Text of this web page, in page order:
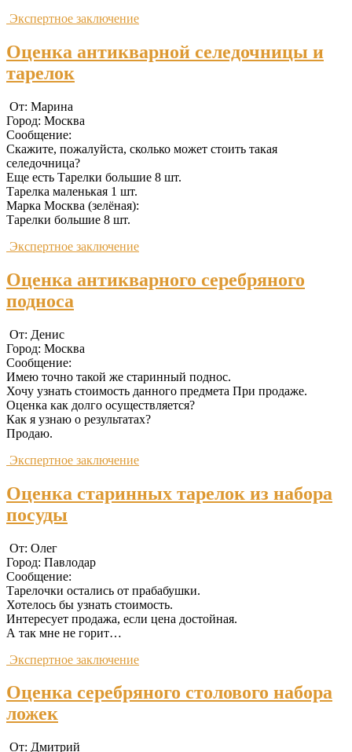
Экспертное заключение
Оценка антикварной селедочницы и
тарелок
От: Марина
Город: Москва
Сообщение:
Скажите, пожалуйста, сколько может стоить такая
селедочница?
Еще есть Тарелки большие 8 шт.
Тарелка маленькая 1 шт.
Марка Москва (зелёная):
Тарелки большие 8 шт.
Экспертное заключение
Оценка антикварного серебряного
подноса
От: Денис
Город: Москва
Сообщение:
Имею точно такой же старинный поднос.
Хочу узнать стоимость данного предмета При продаже.
Оценка как долго осуществляется?
Как я узнаю о результатах?
Продаю.
Экспертное заключение
Оценка старинных тарелок из набора
посуды
От: Олег
Город: Павлодар
Сообщение:
Тарелочки остались от прабабушки.
Хотелось бы узнать стоимость.
Интересует продажа, если цена достойная.
А так мне не горит…
Экспертное заключение
Оценка серебряного столового набора
ложек
От: Дмитрий